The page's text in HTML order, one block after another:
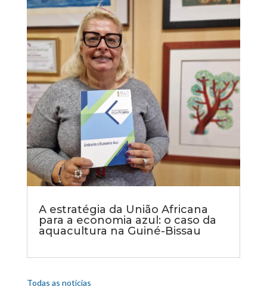
A estratégia da União Africana
para a economia azul: o caso da
aquacultura na Guiné-Bissau
Todas as notícias